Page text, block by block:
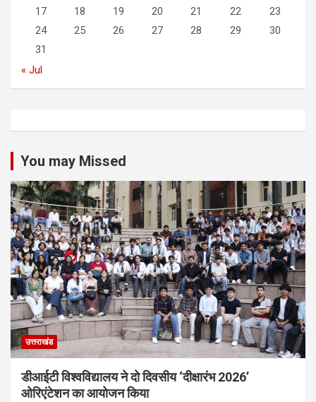
17
18 19 20 21 22
23
24
25 26 27 28 29
30
31
« Jul
You may Missed
उत्तराखंड
डीआईटी विश्वविद्यालय ने दो दिवसीय ‘दीक्षारंभ 2026’
ओरिएंटेशन का आयोजन किया